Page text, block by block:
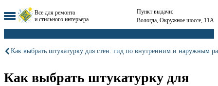
Все для ремонта
и стильного интерьера
Пункт выдачи:
Вологда, Окружное шоссе, 11А
Как выбрать штукатурку для стен: гид по внутренним и наружным
Как выбрать штукатурку для